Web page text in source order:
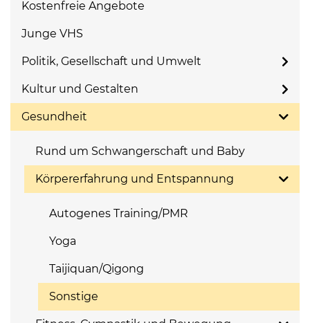
Kostenfreie Angebote
Junge VHS
Politik, Gesellschaft und Umwelt
Kultur und Gestalten
Gesundheit
Rund um Schwangerschaft und Baby
Körpererfahrung und Entspannung
Autogenes Training/PMR
Yoga
Taijiquan/Qigong
Sonstige